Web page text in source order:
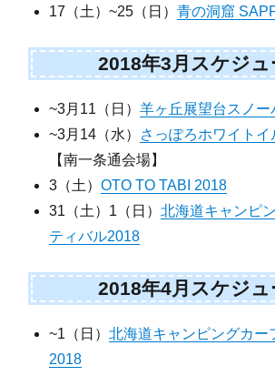
17（土）~25（日）青の洞窟
2018年3月スケジュ
~3月11（日）羊ヶ丘展望台スノー
~3月14（水） さっぽろホワイト
【南一条通会場】
3（土）OTO TO TABI 2018
31（土）1（日）北海道キャンピ
ティバル2018
2018年4月スケジュ
~1（日）北海道キャンピングカー
2018